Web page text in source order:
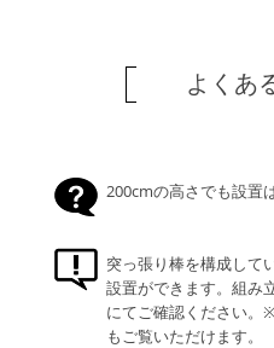
よくあ
200cmの高さでも設置
突っ張り棒を構成して
設置ができます。組み
にてご確認ください。
もご覧いただけます。